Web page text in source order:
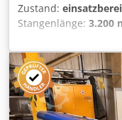
Zustand:
Stangenlänge: 3.200
Stangenwechselzeit
230/400 V
Gewicht 900 kg